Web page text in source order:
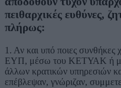
πειθαρχικές ευθύνες,
πλήρως:
1. Αν και υπό ποιες συνθήκες
ΕΥΠ, μέσω του ΚΕΤΥΑΚ ή μη,
άλλων κρατικών υπηρεσιών
επέβλεψαν, γνώριζαν,